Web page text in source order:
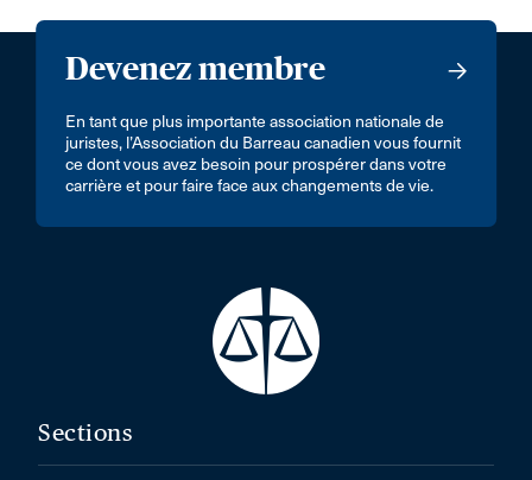
Devenez membre
En tant que plus importante association nationale de
juristes, l’Association du Barreau canadien vous fournit
ce dont vous avez besoin pour prospérer dans votre
carrière et pour faire face aux changements de vie.
Sections